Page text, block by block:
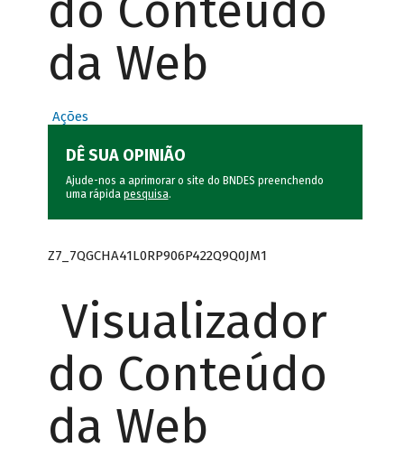
da Web
Ações
DÊ SUA OPINIÃO
Ajude-nos a aprimorar o site do BNDES preenchendo
uma rápida pesquisa.
Z7_7QGCHA41L0RP906P422Q9Q0JM1
Visualizador
do Conteúdo
da Web